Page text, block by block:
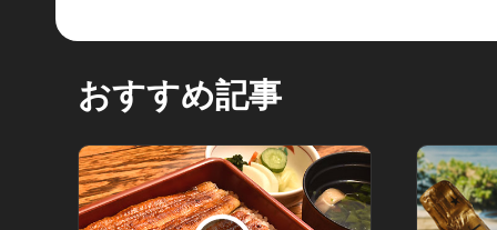
おすすめ記事